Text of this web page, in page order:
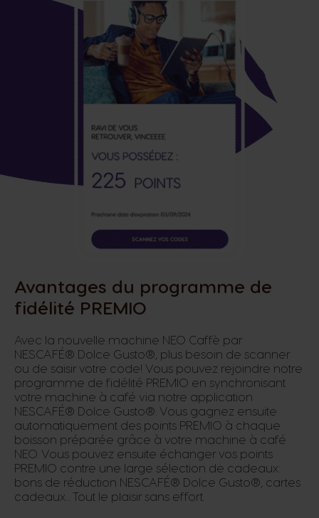
Avantages du programme de
fidélité PREMIO
Avec la nouvelle machine NEO Caffè par
NESCAFÉ® Dolce Gusto®, plus besoin de scanner
ou de saisir votre code! Vous pouvez rejoindre notre
programme de fidélité PREMIO en synchronisant
votre machine à café via notre application
NESCAFÉ® Dolce Gusto®. Vous gagnez ensuite
automatiquement des points PREMIO à chaque
boisson préparée grâce à votre machine à café
NEO. Vous pouvez ensuite échanger vos points
PREMIO contre une large sélection de cadeaux:
bons de réduction NESCAFÉ® Dolce Gusto®, cartes
cadeaux... Tout le plaisir sans effort.